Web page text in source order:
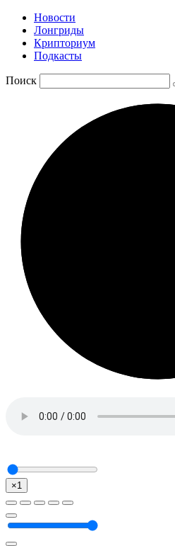
Новости
Лонгриды
Крипториум
Подкасты
Поиск
×1